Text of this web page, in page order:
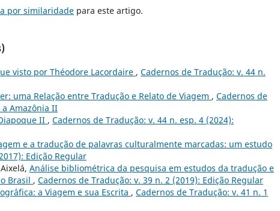
por similaridade para este artigo.
visto por Théodore Lacordaire , Cadernos de Tradução: v. 44 n.
uma Relação entre Tradução e Relato de Viagem , Cadernos de
Amazônia II
II , Cadernos de Tradução: v. 44 n. esp. 4 (2024):
e a tradução de palavras culturalmente marcadas: um estudo
Edição Regular
Análise bibliométrica da pesquisa em estudos da tradução e
Brasil , Cadernos de Tradução: v. 39 n. 2 (2019): Edição Regular
a Viagem e sua Escrita , Cadernos de Tradução: v. 41 n. 1